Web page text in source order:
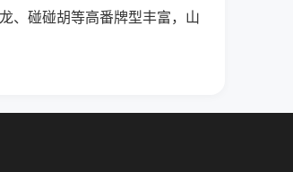
、碰碰胡等高番牌型丰富，山